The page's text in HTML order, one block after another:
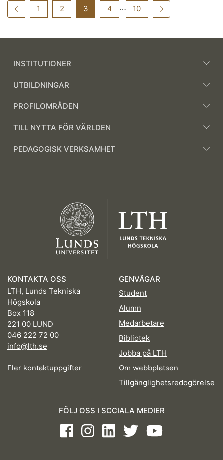
1 2 3 4 … 10
INSTITUTIONER
UTBILDNINGAR
PROFILOMRÅDEN
TILL NYTTA FÖR VÄRLDEN
PEDAGOGISK VERKSAMHET
KONTAKTA OSS
LTH, Lunds Tekniska
Högskola
Box 118
221 00 LUND
046 222 72 00
info@lth.se
Fler kontaktuppgifter
GENVÄGAR
Student
Alumn
Medarbetare
Bibliotek
Jobba på LTH
Om webbplatsen
Tillgänglighetsredogörelse
FÖLJ OSS I SOCIALA MEDIER
FacebookInstagramLinkedInTwitterYoutube